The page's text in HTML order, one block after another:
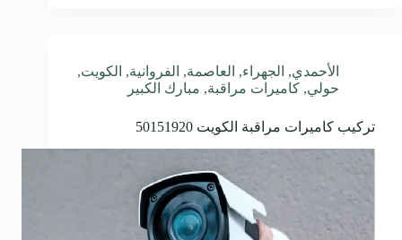
الأحمدي, الجهراء, العاصمة, الفروانية, الكويت,
حولي, كاميرات مراقبة, مبارك الكبير
تركيب كاميرات مراقبة الكويت 50151920